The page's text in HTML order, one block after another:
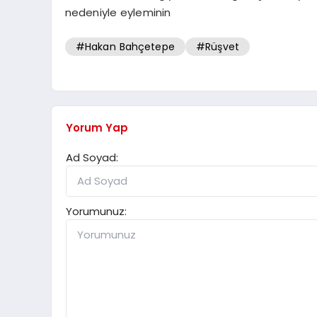
nedeniyle eyleminin
#Hakan Bahçetepe #Rüşvet
Yorum Yap
Ad Soyad:
Yorumunuz: